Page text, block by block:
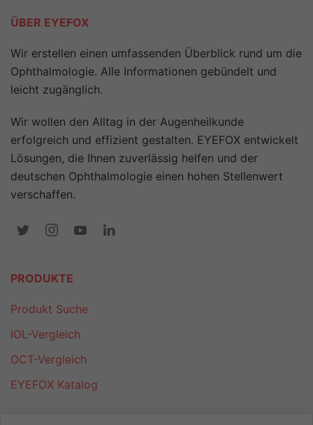
ÜBER EYEFOX
Wir erstellen einen umfassenden Überblick rund um die
Ophthalmologie. Alle Informationen gebündelt und
leicht zugänglich.
Wir wollen den Alltag in der Augenheilkunde
erfolgreich und effizient gestalten. EYEFOX entwickelt
Lösungen, die Ihnen zuverlässig helfen und der
deutschen Ophthalmologie einen hohen Stellenwert
verschaffen.
PRODUKTE
Produkt Suche
IOL-Vergleich
OCT-Vergleich
EYEFOX Katalog